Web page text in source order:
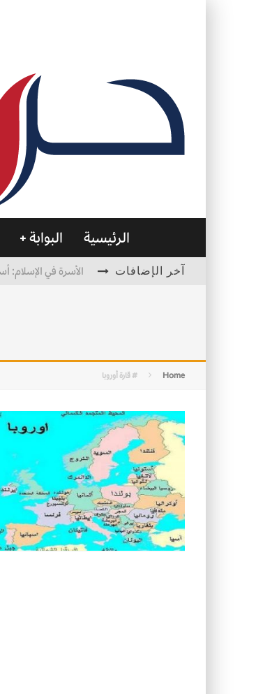
الرئيسية البوابة
آخر الإضافات الأسرة في الإسلام:
Home # قارة أوروبا